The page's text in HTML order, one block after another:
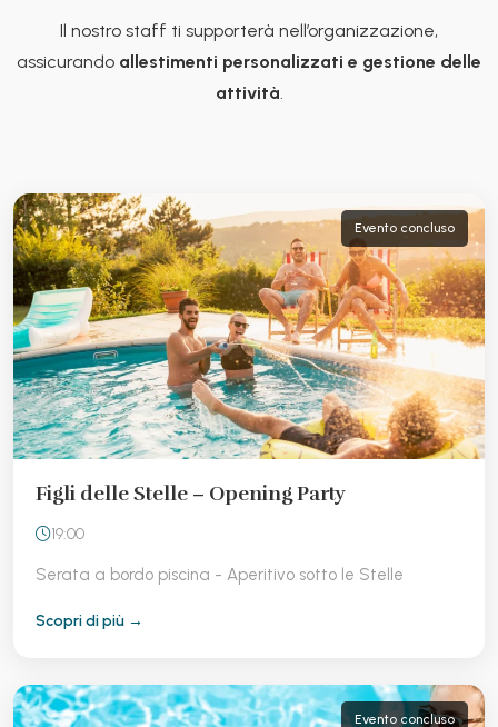
Il nostro staff ti supporterà nell’organizzazione,
assicurando allestimenti personalizzati e gestione delle
attività.
Evento concluso
Figli delle Stelle – Opening Party
19:00
Serata a bordo piscina - Aperitivo sotto le Stelle
Scopri di più →
Evento concluso